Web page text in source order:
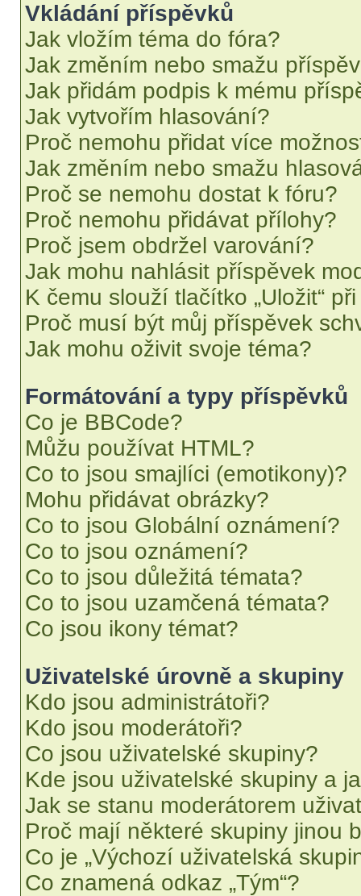
Vkládání příspěvků
Jak vložím téma do fóra?
Jak změním nebo smažu
Jak přidám podpis k mému
Jak vytvořím hlasování?
Proč nemohu přidat více
Jak změním nebo smažu
Proč se nemohu dostat k fóru?
Proč nemohu přidávat přílohy?
Proč jsem obdržel varování?
Jak mohu nahlásit příspěvek
K čemu slouží tlačítko „Uložit“
Proč musí být můj příspěvek
Jak mohu oživit svoje téma?
Formátování a typy příspěvků
Co je BBCode?
Můžu používat HTML?
Co to jsou smajlíci (emotikony)?
Mohu přidávat obrázky?
Co to jsou Globální oznámení?
Co to jsou oznámení?
Co to jsou důležitá témata?
Co to jsou uzamčená témata?
Co jsou ikony témat?
Uživatelské úrovně a skupiny
Kdo jsou administrátoři?
Kdo jsou moderátoři?
Co jsou uživatelské skupiny?
Kde jsou uživatelské skupiny a
Jak se stanu moderátorem
Proč mají některé skupiny jinou
Co je „Výchozí uživatelská
Co znamená odkaz „Tým“?